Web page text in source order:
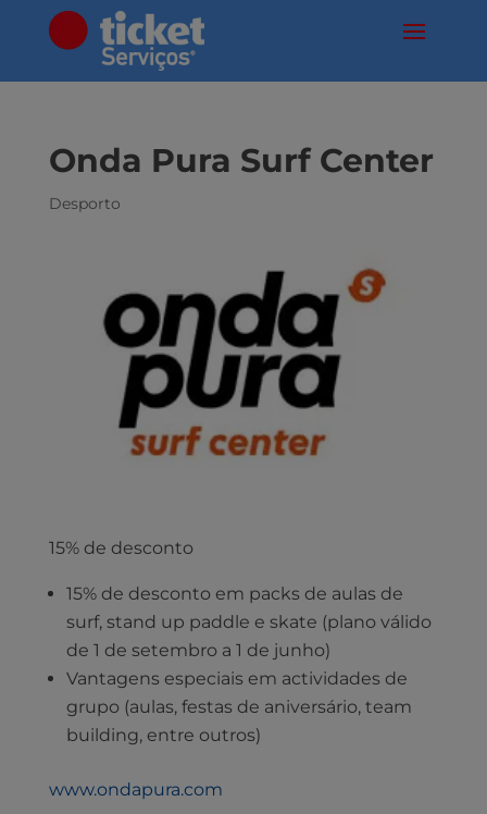
Onda Pura Surf Center
Desporto
15% de desconto
15% de desconto em packs de aulas de
surf, stand up paddle e skate (plano válido
de 1 de setembro a 1 de junho)
Vantagens especiais em actividades de
grupo (aulas, festas de aniversário, team
building, entre outros)
www.ondapura.com